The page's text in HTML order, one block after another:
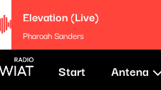
Elevation (Live)
Pharoah Sanders
Start Antena